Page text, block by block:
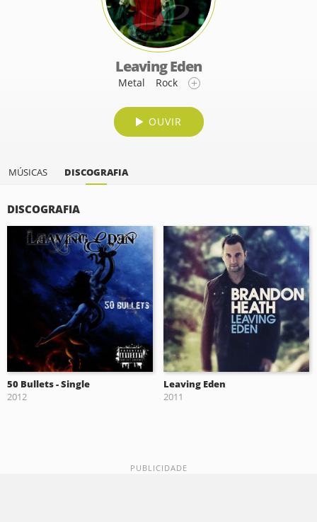
Leaving Eden
Metal Rock
OUVIR
MÚSICAS DISCOGRAFIA
DISCOGRAFIA
50 Bullets - Single
2012
Leaving Eden
2011